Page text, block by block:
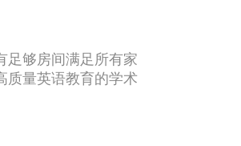
足够房间满足所有家
质量英语教育的学术